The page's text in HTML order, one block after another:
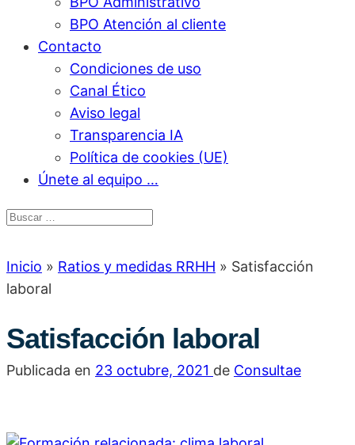
BPO Atención al cliente
Contacto
Condiciones de uso
Canal Ético
Aviso legal
Transparencia IA
Política de cookies (UE)
Únete al equipo …
Inicio » Ratios y medidas RRHH » Satisfacción
laboral
Satisfacción laboral
Publicada en 23 octubre, 2021 de Consultae